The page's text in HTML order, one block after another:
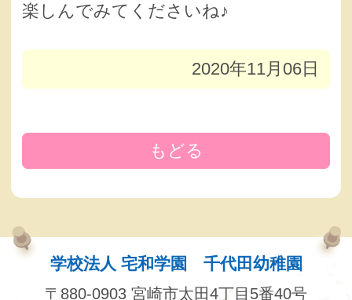
楽しんでみてくださいね♪
2020年11月06日
もどる
学校法人 宅和学園 千代田幼稚園
〒880-0903 宮崎市太田4丁目5番40号